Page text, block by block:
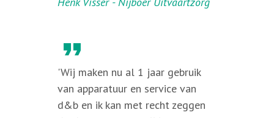
format_quote
'Wij maken nu al 1 jaar gebruik
van apparatuur en service van
d&b en ik kan met recht zeggen